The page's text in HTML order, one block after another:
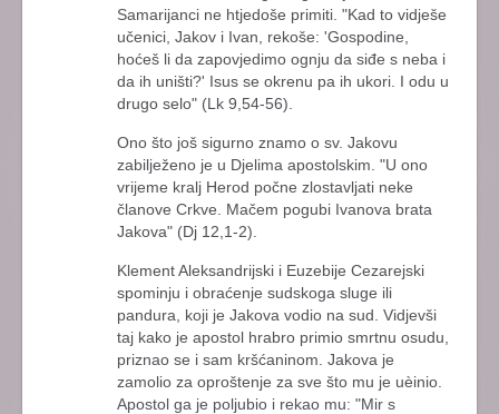
Samarijanci ne htjedoše primiti. "Kad to vidješe
učenici, Jakov i Ivan, rekoše: 'Gospodine,
hoćeš li da zapovjedimo ognju da siđe s neba i
da ih uništi?' Isus se okrenu pa ih ukori. I odu u
drugo selo" (Lk 9,54-56).
Ono što još sigurno znamo o sv. Jakovu
zabilježeno je u Djelima apostolskim. "U ono
vrijeme kralj Herod počne zlostavljati neke
članove Crkve. Mačem pogubi Ivanova brata
Jakova" (Dj 12,1-2).
Klement Aleksandrijski i Euzebije Cezarejski
spominju i obraćenje sudskoga sluge ili
pandura, koji je Jakova vodio na sud. Vidjevši
taj kako je apostol hrabro primio smrtnu osudu,
priznao se i sam kršćaninom. Jakova je
zamolio za oproštenje za sve što mu je uèinio.
Apostol ga je poljubio i rekao mu: "Mir s